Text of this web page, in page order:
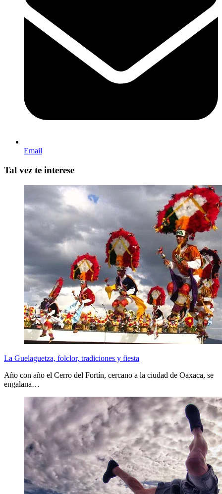
Email
Tal vez te interese
La Guelaguetza, folclor, tradiciones y fiesta
Año con año el Cerro del Fortín, cercano a la ciudad de Oaxaca, se
engalana…